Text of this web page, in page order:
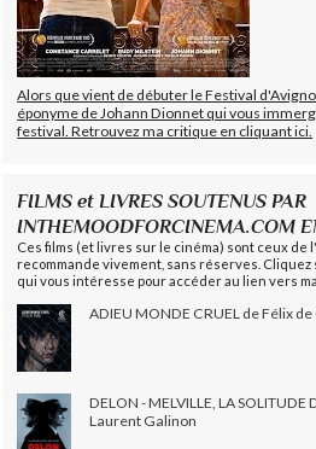
Alors que vient de débuter le Festival
éponyme de Johann Dionnet qui vous
festival. Retrouvez ma critique en cliquant ici.
FILMS et LIVRES SOUTENUS PAR
INTHEMOODFORCINEMA.COM
Ces films (et livres sur le cinéma) sont ceux de
recommande vivement, sans réserves.
qui vous intéresse pour accéder au lien vers
ADIEU MONDE CRUEL de Félix
DELON - MELVILLE, LA SOLITUDE
Laurent Galinon